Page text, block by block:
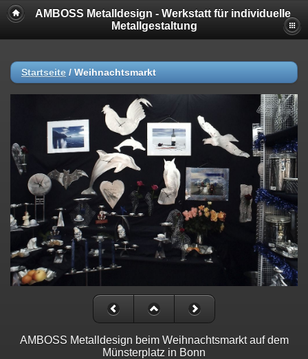
AMBOSS Metalldesign - Werkstatt für individuelle
Metallgestaltung
Startseite / Weihnachtsmarkt
AMBOSS Metalldesign beim Weihnachtsmarkt auf dem
Münsterplatz in Bonn